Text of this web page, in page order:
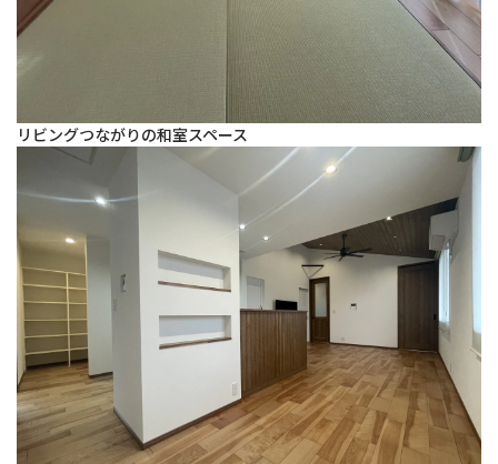
リビングつながりの和室スペース